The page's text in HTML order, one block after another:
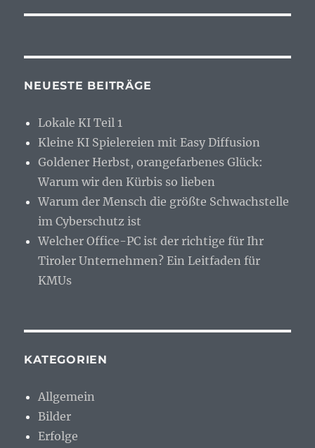
NEUESTE BEITRÄGE
Lokale KI Teil 1
Kleine KI Spielereien mit Easy Diffusion
Goldener Herbst, orangefarbenes Glück:
Warum wir den Kürbis so lieben
Warum der Mensch die größte Schwachstelle
im Cyberschutz ist
Welcher Office-PC ist der richtige für Ihr
Tiroler Unternehmen? Ein Leitfaden für
KMUs
KATEGORIEN
Allgemein
Bilder
Erfolge